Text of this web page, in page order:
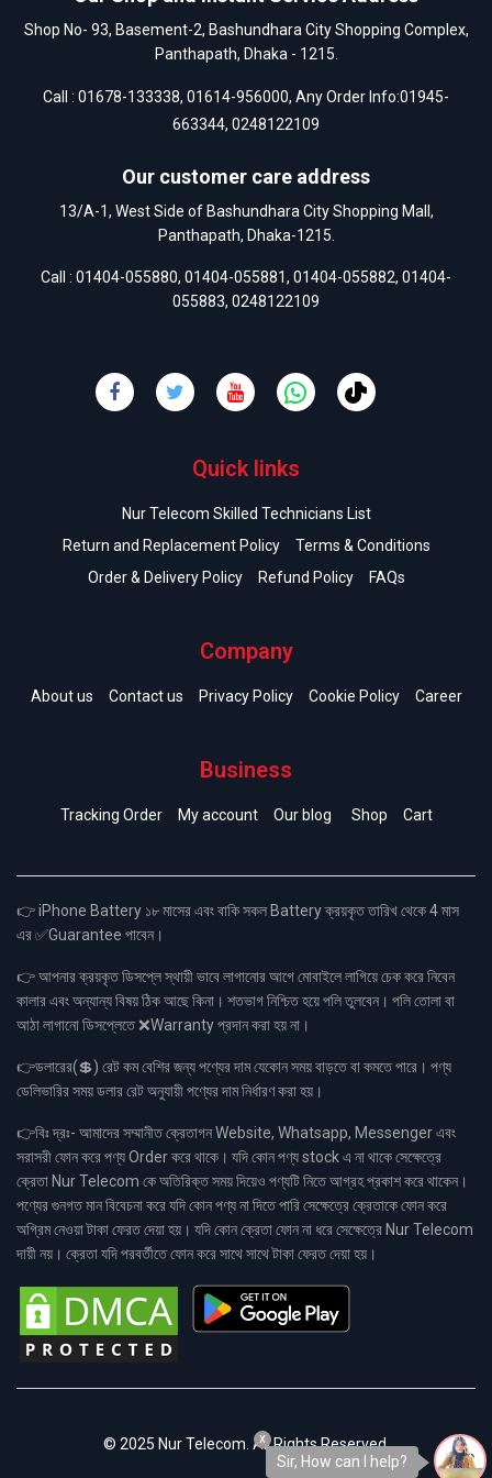
Shop No- 93, Basement-2, Bashundhara City Shopping Complex,
Panthapath, Dhaka - 1215.
Call : 01678-133338, 01614-956000, Any Order Info:01945-
663344, 0248122109
Our customer care address
13/A-1, West Side of Bashundhara City Shopping Mall,
Panthapath, Dhaka-1215.
Call : 01404-055880, 01404-055881, 01404-055882, 01404-
055883, 0248122109
Quick links
Nur Telecom Skilled Technicians List
Return and Replacement Policy
Terms & Conditions
Order & Delivery Policy
Refund Policy FAQs
Company
About us Contact us Privacy Policy Cookie Policy Career
Business
Tracking Order My account Our blog Shop Cart
👉 iPhone Battery ১৮ মাসের এবং বাকি সকল Battery ক্রয়কৃত তারিখ থেকে 4 মাস
এর ✅Guarantee পাবেন।
👉 আপনার ক্রয়কৃত ডিসপ্লে স্থায়ী ভাবে লাগানোর আগে মোবাইলে লাগিয়ে চেক করে নিবেন
কালার এবং অন্যান্য বিষয় ঠিক আছে কিনা। শতভাগ নিশ্চিত হয়ে পলি তুলবেন। পলি তোলা বা
আঠা লাগানো ডিসপ্লেতে ❌Warranty প্রদান করা হয় না।
👉ডলারের(💲) রেট কম বেশির জন্য পণ্যের দাম যেকোন সময় বাড়তে বা কমতে পারে। পণ্য
ডেলিভারির সময় ডলার রেট অনুযায়ী পণ্যের দাম নির্ধারণ করা হয়।
👉বিঃ দ্রঃ- আমাদের সম্মানীত ক্রেতাগন Website, Whatsapp, Messenger এবং
সরাসরী ফোন করে পণ্য Order করে থাকে। যদি কোন পণ্য stock এ না থাকে সেক্ষেত্রে
ক্রেতা Nur Telecom কে অতিরিক্ত সময় দিয়েও পণ্যটি নিতে আগ্রহ প্রকাশ করে থাকেন।
পণ্যের গুনগত মান বিবেচনা করে যদি কোন পণ্য না দিতে পারি সেক্ষেত্রে ক্রেতাকে ফোন করে
অগ্রিম নেওয়া টাকা ফেরত দেয়া হয়। যদি কোন ক্রেতা ফোন না ধরে সেক্ষেত্রে Nur Telecom
দায়ী নয়। ক্রেতা যদি পরবর্তীতে ফোন করে সাথে সাথে টাকা ফেরত দেয়া হয়।
© 2025 Nur Telecom. All Rights Reserved.
Sir, How can I help?
x